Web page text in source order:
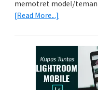
memotret model/
[Read More...]
Sederhana:
Memadukan
Foto
Light